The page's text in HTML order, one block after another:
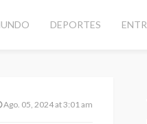
DEPORTES
Ago. 05, 2024 at 3:01 am